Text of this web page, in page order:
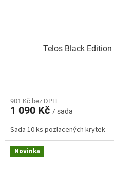
Telos Black Edition
901 Kč bez DPH
1 090 Kč / sada
Sada 10 ks pozlacených krytek
Novinka